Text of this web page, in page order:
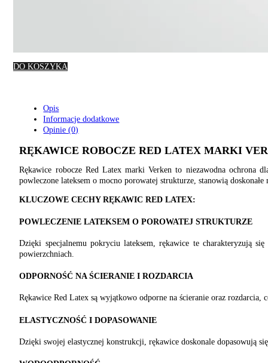
DO KOSZYKA
Opis
Informacje dodatkowe
Opinie (0)
RĘKAWICE ROBOCZE RED LATEX MARKI
Rękawice robocze Red Latex marki Verken to niezawodna ochrona
powleczone lateksem o mocno porowatej strukturze, stanowią
KLUCZOWE CECHY RĘKAWIC RED LATEX:
POWLECZENIE LATEKSEM O POROWATEJ STRUKTURZE
Dzięki specjalnemu pokryciu lateksem, rękawice te charakteryzują
powierzchniach.
ODPORNOŚĆ NA ŚCIERANIE I ROZDARCIA
Rękawice Red Latex są wyjątkowo odporne na ścieranie oraz
ELASTYCZNOŚĆ I DOPASOWANIE
Dzięki swojej elastycznej konstrukcji, rękawice doskonale dopasowują